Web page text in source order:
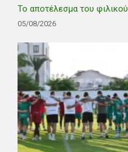
Το αποτέλεσμα του φιλικού
05/08/2026